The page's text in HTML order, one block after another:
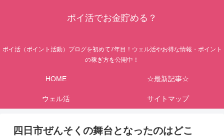
ポイ活でお金貯める？
ポイ活（ポイント活動）ブログを初めて7年目！ウェル活やお得な情報・ポイント
の稼ぎ方を公開中！
HOME ☆最新記事☆
ウェル活 サイトマップ
四日市ぜんそくの舞台となったのはどこ